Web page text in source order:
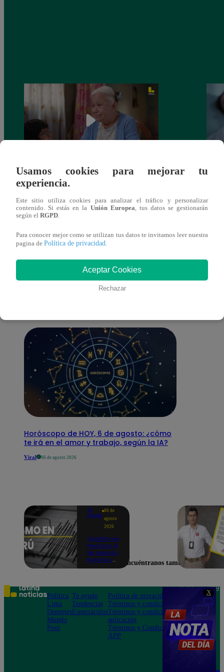
X
Valentina Valiente capítulo 43: ¡Dolores
toma una difícil decisión por el futuro de
sus nietos!
También te puede
interesar
Horóscopo de HOY, 6 de agosto: ¿cómo
te irá en el amor y trabajo, según la IA?
Viral 06 de agosto 2026
Te
ayudo
06 de
agosto
2026
Temblor en
Perú hoy, 6
de agosto:
horario y
según IGP
Usamos cookies para mejorar tu
experiencia.
Este sitio utiliza cookies para analizar el tráfico y personalizar
contenido. Si estás en la Unión Europea , tus datos se gestionarán
según el RGPD
Para conocer mejor como se utilizan tus datos te invitamos leer nuestra
pagina de Política de privacidad
Aceptar Cookies
Rechazar
Encuéntranos también en
Política
Lima
Deportes
Mundo
Perú
Te ayudo
Tendencias
Espectáculos
Política de privacidad
Términos y condiciones
Términos y condiciones
aplicación
Términos y Condiciones
APP
Teléfono: 219
Av. San
Felipe 968
Jesús María